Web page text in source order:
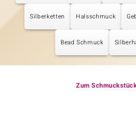
Silberketten Halsschmuck
Bead Schmuck
Zum